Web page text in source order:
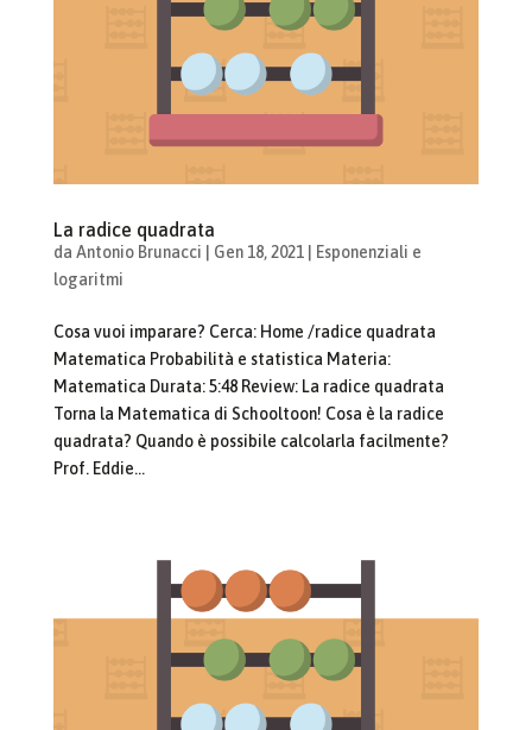
La radice quadrata
da Antonio Brunacci Gen 18, 2021|
Esponenziali e
logaritmi
Cosa vuoi imparare? Cerca: Home /radice quadrata
Matematica Probabilità e statistica Materia:
Matematica Durata: 5:48 Review: La radice quadrata
Torna la Matematica di Schooltoon! Cosa è la radice
quadrata? Quando è possibile calcolarla facilmente?
Prof. Eddie...